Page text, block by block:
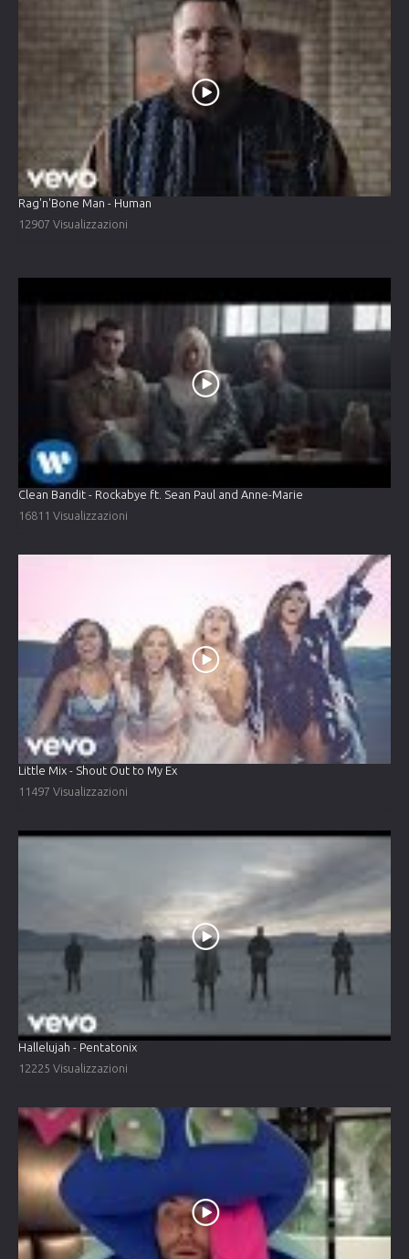
Rag'n'Bone Man - Human
12907 Visualizzazioni
Clean Bandit - Rockabye ft. Sean Paul and Anne-Marie
16811 Visualizzazioni
Little Mix - Shout Out to My Ex
11497 Visualizzazioni
Hallelujah - Pentatonix
12225 Visualizzazioni